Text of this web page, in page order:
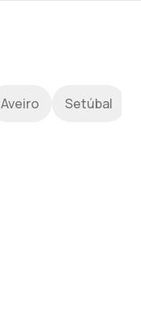
Aveiro Setúbal